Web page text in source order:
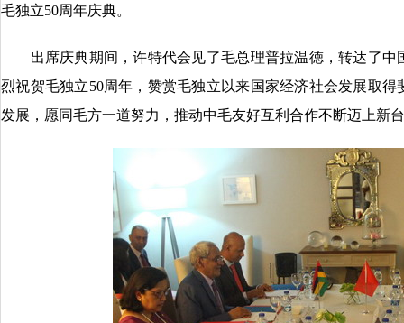
毛独立50周年庆典。
出席庆典期间，许特代会见了毛总理普拉温徳，转达了中
烈祝贺毛独立50周年，赞赏毛独立以来国家经济社会发展取
发展，愿同毛方一道努力，推动中毛友好互利合作不断迈上新